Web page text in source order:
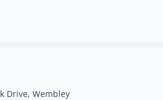
Drive, Wembley